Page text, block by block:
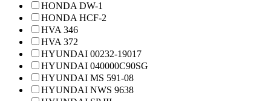
HONDA DW-1
HONDA HCF-2
HVA 346
HVA 372
HYUNDAI 00232-19017
HYUNDAI 040000C90SG
HYUNDAI MS 591-08
HYUNDAI NWS 9638